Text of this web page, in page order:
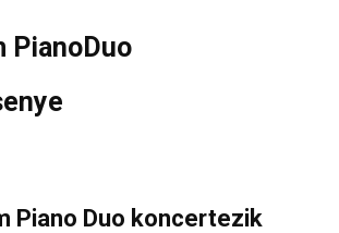
PianoDuo
Piano Duo koncertezik